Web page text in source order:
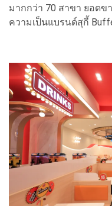
มากกว่า 70 สาขา ยอดข
ความเป็นแบรนด์สุกี้